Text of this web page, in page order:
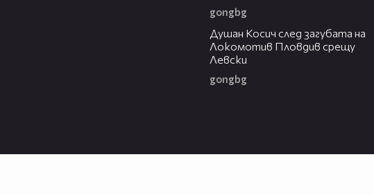
gongbg
Душан Косич след загубата на
Локомотив Пловдив срещу
Левски
gongbg